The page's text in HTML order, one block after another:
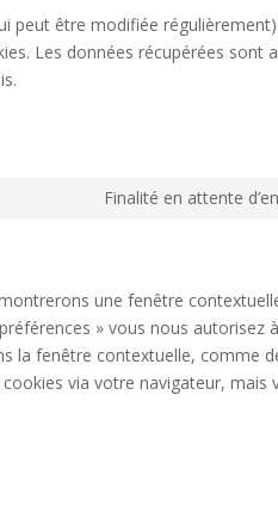
peut être modifiée
Les données récupérées sont
Finalité en attente
une fenêtre
» vous nous autorisez
la fenêtre contextuelle, comme
via votre navigateur, mais